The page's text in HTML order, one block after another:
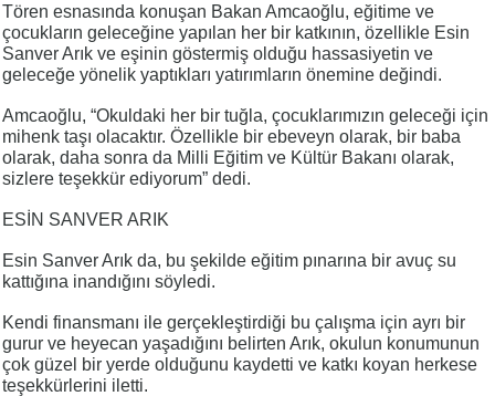
Tören esnasında konuşan Bakan Amcaoğlu, eğitime ve
çocukların geleceğine yapılan her bir katkının, özellikle Esin
Sanver Arık ve eşinin göstermiş olduğu hassasiyetin ve
geleceğe yönelik yaptıkları yatırımların önemine değindi.
Amcaoğlu, “Okuldaki her bir tuğla, çocuklarımızın geleceği için
mihenk taşı olacaktır. Özellikle bir ebeveyn olarak, bir baba
olarak, daha sonra da Milli Eğitim ve Kültür Bakanı olarak,
sizlere teşekkür ediyorum” dedi.
ESİN SANVER ARIK
Esin Sanver Arık da, bu şekilde eğitim pınarına bir avuç su
kattığına inandığını söyledi.
Kendi finansmanı ile gerçekleştirdiği bu çalışma için ayrı bir
gurur ve heyecan yaşadığını belirten Arık, okulun konumunun
çok güzel bir yerde olduğunu kaydetti ve katkı koyan herkese
teşekkürlerini iletti.